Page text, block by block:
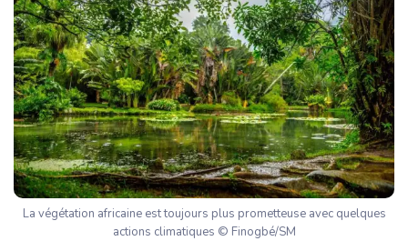
La végétation africaine est toujours plus prometteuse avec quelques
actions climatiques © Finogbé/SM